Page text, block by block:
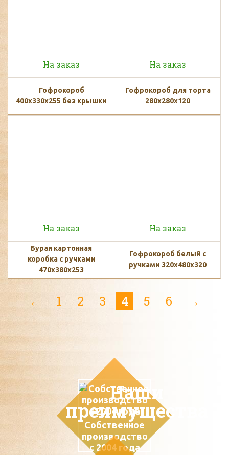
На заказ
Гофрокороб
400х330х255 без крышки
На заказ
Гофрокороб для торта
280x280x120
На заказ
Бурая картонная
коробка с ручками
470x380x253
На заказ
Гофрокороб белый с
ручками 320х480х320
← 1 2 3 4 5 6 →
Наши
преимущества
Собственное
производство
с 2004 года